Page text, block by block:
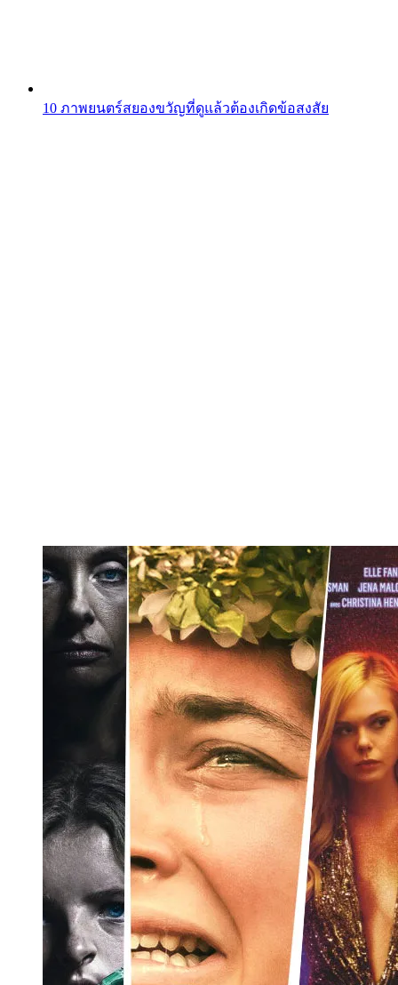
10 ภาพยนตร์สยองขวัญที่ดูแล้วต้องเกิดข้อสงสัย